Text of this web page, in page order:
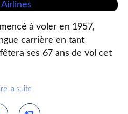
à voler en 1957,
carrière en tant
ses 67 ans de vol cet
la suite